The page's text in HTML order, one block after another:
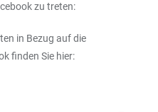
zu treten:
in Bezug auf die
finden Sie hier: